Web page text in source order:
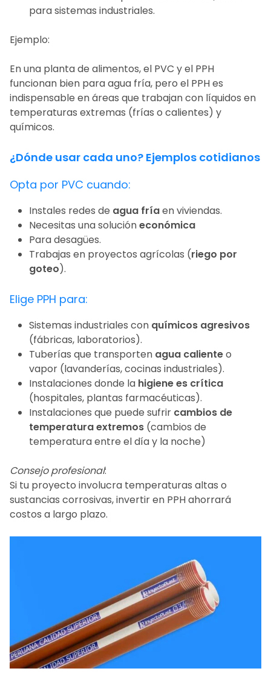
para sistemas industriales.
Ejemplo:
En una planta de alimentos, el PVC y el PPH
funcionan bien para agua fría, pero el PPH es
indispensable en áreas que trabajan con líquidos en
temperaturas extremas (frías o calientes) y
químicos.
¿Dónde usar cada uno? Ejemplos cotidianos
Opta por PVC cuando:
Instales redes de agua fríaen viviendas.
Necesitas una solucióneconómica
Para desagües.
Trabajas en proyectos agrícolas (riego por
goteo).
Elige PPH para:
Sistemas industriales con químicos agresivos
(fábricas, laboratorios).
Tuberías que transporten agua calienteo
vapor (lavanderías, cocinas industriales).
Instalaciones donde la higiene es crítica
(hospitales, plantas farmacéuticas).
Instalaciones que puede sufrir cambios de
temperatura extremos (cambios de
temperatura entre el día y la noche)
Consejo profesional:
Si tu proyecto involucra temperaturas altas o
sustancias corrosivas, invertir en PPH ahorrará
costos a largo plazo.